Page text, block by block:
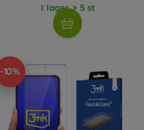
I lager > 5 st
-10%